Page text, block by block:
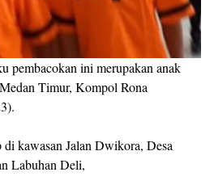
pembacokan ini merupakan anak
Timur, Kompol Rona
kawasan Jalan Dwikora, Desa
Labuhan Deli,